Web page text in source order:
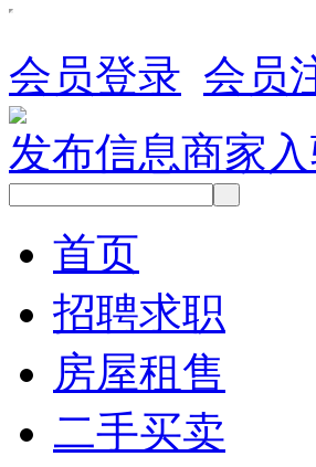
会员登录 会员
发布信息商家
首页
招聘求职
房屋租售
二手买卖